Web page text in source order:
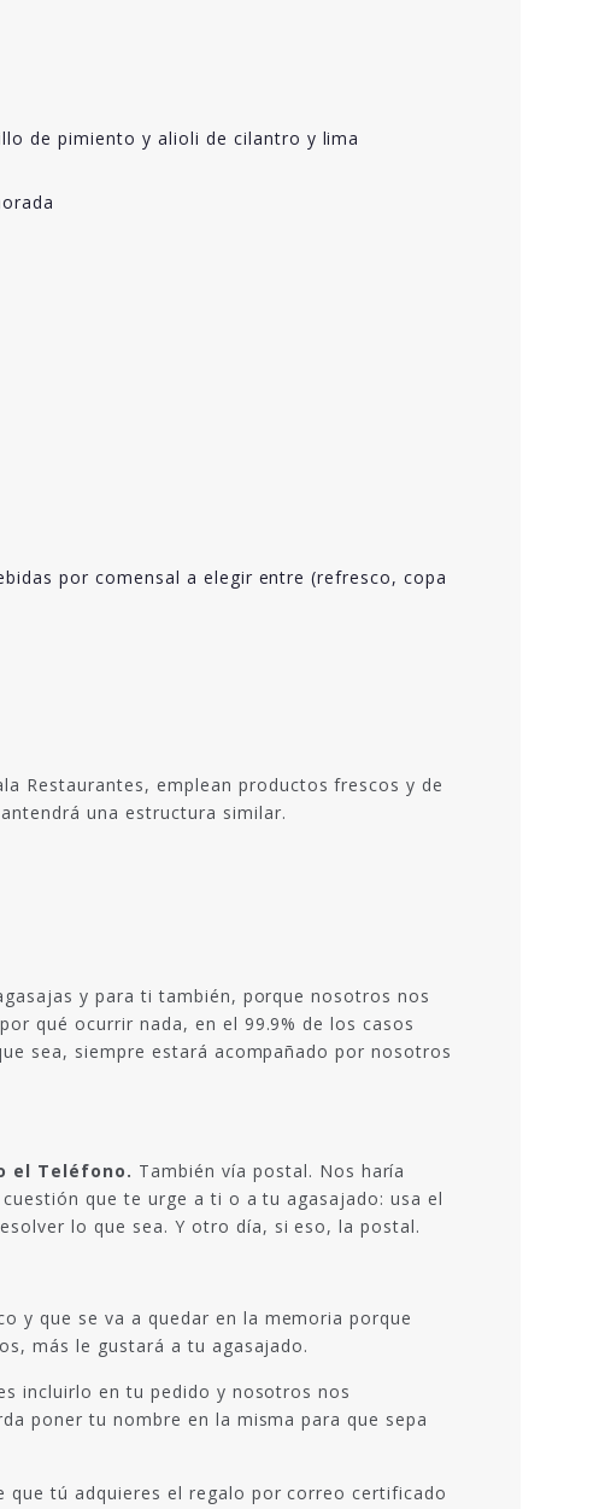
de pimiento y alioli de cilantro y lima
por comensal a elegir entre (refresco, copa
Restaurantes, emplean productos frescos y de
una estructura similar.
y para ti también, porque nosotros nos
qué ocurrir nada, en el 99.9% de los casos
sea, siempre estará acompañado por nosotros
el Teléfono. También vía postal. Nos haría
que te urge a ti o a tu agasajado: usa el
lo que sea. Y otro día, si eso, la postal.
y que se va a quedar en la memoria porque
más le gustará a tu agasajado.
incluirlo en tu pedido y nosotros nos
poner tu nombre en la misma para que sepa
que tú adquieres el regalo por correo certificado